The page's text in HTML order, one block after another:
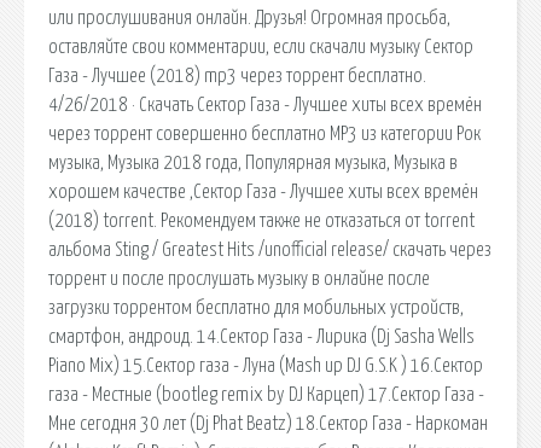
или прослушивания онлайн. Друзья! Огромная просьба,
оставляйте свои комментарии, если скачали музыку Сектор
Газа - Лучшее (2018) mp3 через торрент бесплатно.
4/26/2018 · Скачать Сектор Газа - Лучшее хиты всех времён
через торрент совершенно бесплатно MP3 из категории Рок
музыка, Музыка 2018 года, Популярная музыка, Музыка в
хорошем качестве ,Сектор Газа - Лучшее хиты всех времён
(2018) torrent. Рекомендуем также не отказаться от torrent
альбома Sting / Greatest Hits /unofficial release/ скачать через
торрент и после прослушать музыку в онлайне после
загрузки торрентом бесплатно для мобильных устройств,
смартфон, андроид. 14.Сектор Газа - Лирика (Dj Sasha Wells
Piano Mix) 15.Сектор газа - Луна (Mash up DJ G.S.K ) 16.Сектор
газа - Местные (bootleg remix by DJ Карцеп) 17.Сектор Газа -
Мне сегодня 30 лет (Dj Phat Beatz) 18.Сектор Газа - Наркоман